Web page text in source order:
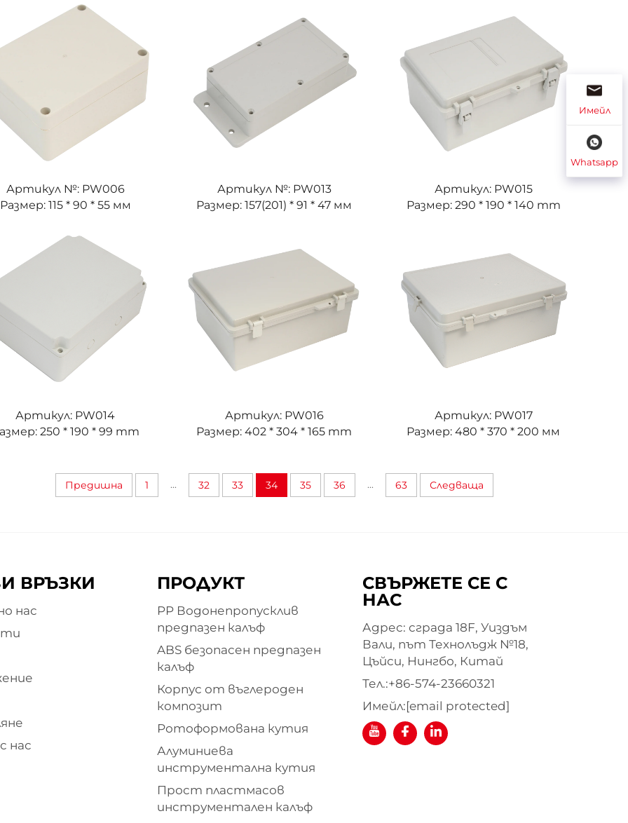
Артикул №: PW006
Размер: 115 * 90 * 55 мм
Артикул №: PW013
Размер: 157(201) * 91 * 47 мм
Артикул: PW015
Размер: 290 * 190 * 140 mm
Артикул: PW014
250 * 190 * 99 mm
Артикул: PW016
Размер: 402 * 304 * 165 mm
Артикул: PW017
Размер: 480 * 370 * 200 мм
Предишна 1 ... 32 33 34 35 36 ... 63 Следваща
Имейл
Whatsapp
ВРЪЗКИ
нас
нас
ПРОДУКТ
PP Водонепропусклив
предпазен калъф
ABS безопасен предпазен
калъф
Корпус от въглероден
композит
Ротоформована кутия
Алуминиева
инструментална кутия
Прост пластмасов
инструментален калъф
СВЪРЖЕТЕ СЕ С
НАС
Адрес: сграда 18F, Уиздъм
Вали, път Технолъдж №18,
Цъйси, Нингбо, Китай
Тел.:+86-574-23660321
Имейл:[email protected]